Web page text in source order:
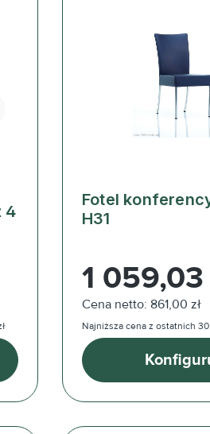
4
Fotel
H31
Cena regularna:
1 059,03
Cena netto: 861,00 zł
Najniższa cena z ostatnich 30